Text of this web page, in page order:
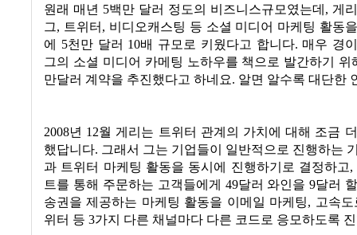
원래 매년 5백만 달러 정도의 비즈니스규모였는데 , 게
그, 트위터 , 비디오캐스팅 등 소셜 미디어 마케팅 활동
에
5천만 달러 10배 규모로 키웠다고 합니다. 매우 경
그의 소셜 미디어 카메팅 노하우를 책으로 발간하기 위
만달러 계약을 추진했다고 하네요. 알면 알수록 대단한
2008년 12월 게리는 트위터 관계의 가치에 대해 조금
했답니다. 그래서 그는 기업들이 일반적으로 진행하는
과 트위터 마케팅 활동을 동시에 진행하기로 결정하고,
트를 통해 주문하는 고객들에게 49달러 와인을 9달러
송권을 제공하는 마케팅 활동을 이메일 마케팅, 고속
위터 등 3가지 다른 채널마다 다른 코드로 응모하도록